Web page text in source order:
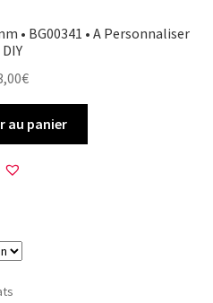
• BG00341 • A Personnaliser
DIY
€
au panier
Trié